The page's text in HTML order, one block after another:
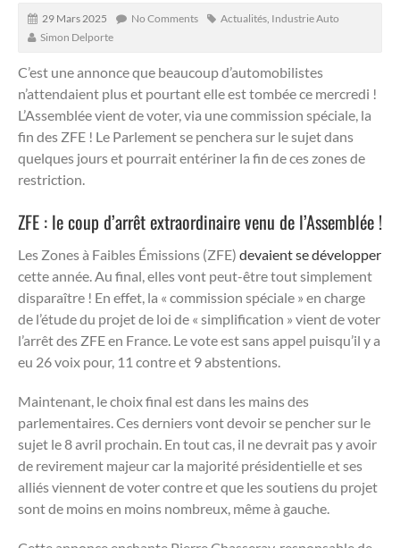
29 Mars 2025 No Comments Actualités Industrie Auto
Simon Delporte
C’est une annonce que beaucoup d’automobilistes
n’attendaient plus et pourtant elle est tombée ce mercredi !
L’Assemblée vient de voter, via une commission spéciale, la
fin des ZFE ! Le Parlement se penchera sur le sujet dans
quelques jours et pourrait entériner la fin de ces zones de
restriction.
ZFE : le coup d’arrêt extraordinaire venu de l’Assemblée !
Les Zones à Faibles Émissions (ZFE) devaient se développer
cette année. Au final, elles vont peut-être tout simplement
disparaître ! En effet, la « commission spéciale » en charge
de l’étude du projet de loi de « simplification » vient de voter
l’arrêt des ZFE en France. Le vote est sans appel puisqu’il y a
eu 26 voix pour, 11 contre et 9 abstentions.
Maintenant, le choix final est dans les mains des
parlementaires. Ces derniers vont devoir se pencher sur le
sujet le 8 avril prochain. En tout cas, il ne devrait pas y avoir
de revirement majeur car la majorité présidentielle et ses
alliés viennent de voter contre et que les soutiens du projet
sont de moins en moins nombreux, même à gauche.